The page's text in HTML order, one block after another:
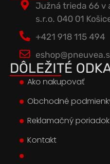
Južná trieda 66 v
s.r.o. 040 01
+421 918 115 494
DÔLEŽITÉ
Ako nakupovať
Obchodné
Reklamačný poriadok
Kontakt